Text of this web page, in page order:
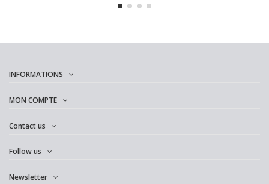
INFORMATIONS
MON COMPTE
Contact us
Follow us
Newsletter